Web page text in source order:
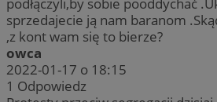
podłączyli,by sobie pooddychać
sprzedajecie ją nam baranom
,z kont wam się to bierze?
owca
2022-01-17 o 18:15
1 Odpowiedz